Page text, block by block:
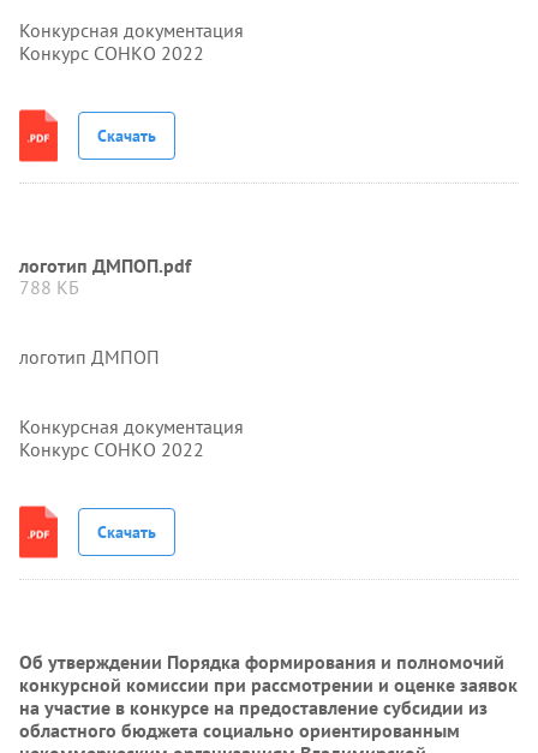
Конкурсная документация
Конкурс СОНКО 2022
Скачать
логотип ДМПОП.pdf
788 КБ
логотип ДМПОП
Конкурсная документация
Конкурс СОНКО 2022
Скачать
Об утверждении Порядка формирования и полномочий
конкурсной комиссии при рассмотрении и оценке заявок
на участие в конкурсе на предоставление субсидии из
областного бюджета социально ориентированным